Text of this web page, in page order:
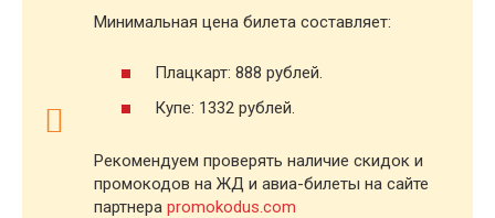
Минимальная цена билета составляет:
Плацкарт: 888 рублей.
Купе: 1332 рублей.
Рекомендуем проверять наличие скидок и
промокодов на ЖД и авиа-билеты на сайте
партнера promokodus.com